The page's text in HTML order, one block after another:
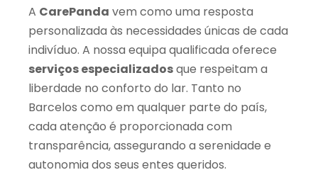
A CarePanda vem como uma resposta
personalizada às necessidades únicas de cada
indivíduo. A nossa equipa qualificada oferece
serviços especializadosque respeitam a
liberdade no conforto do lar. Tanto no
Barcelos como em qualquer parte do país,
cada atenção é proporcionada com
transparência, assegurando a serenidade e
autonomia dos seus entes queridos.